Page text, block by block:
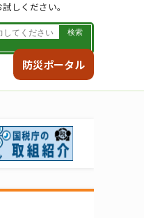
防災ポータル
しください。